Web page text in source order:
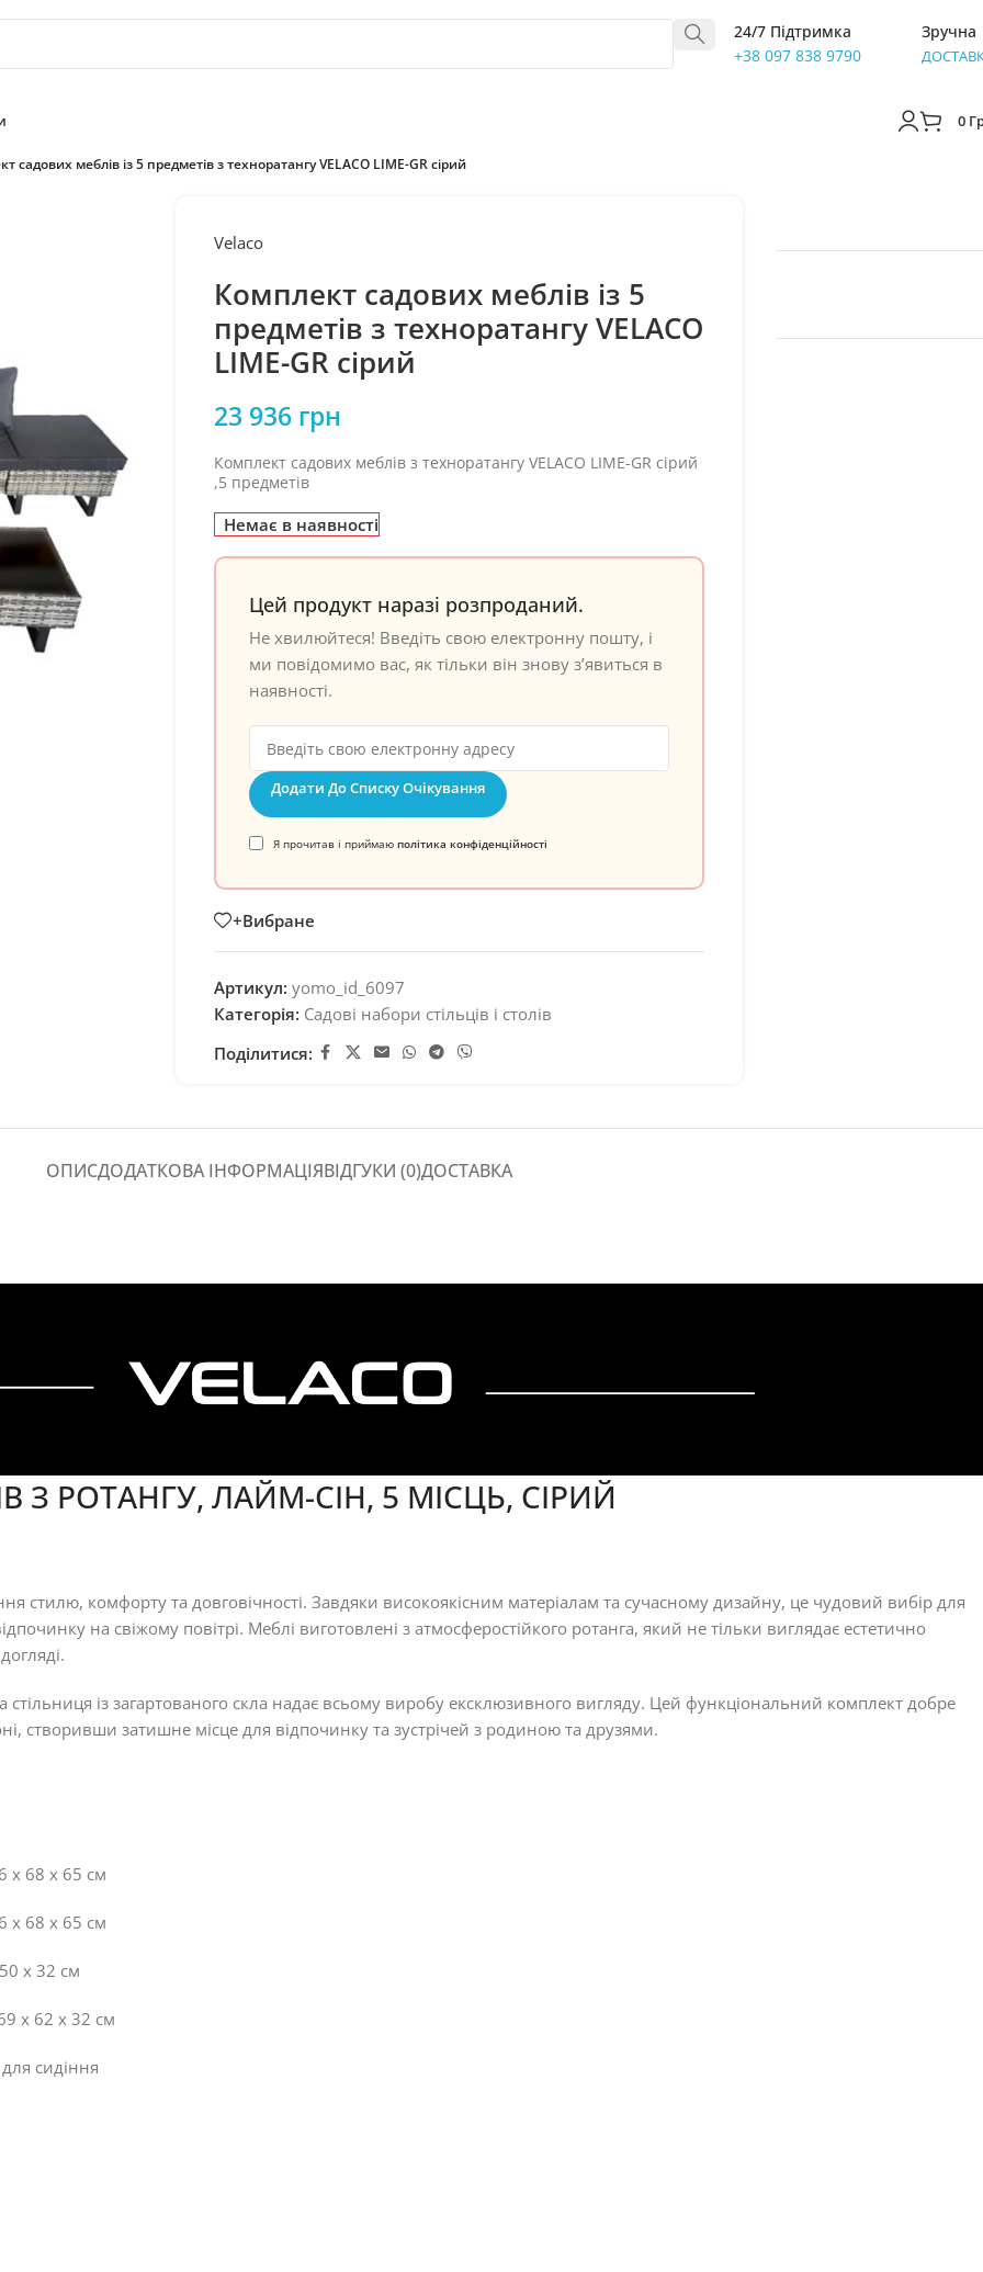
24/7 Підтримка
+38 097 838 9790
Зручна
0
садових меблів із 5 предметів з техноратангу VELACO LIME-GR сірий
Velaco
Комплект садових меблів із 5
предметів з техноратангу VELACO
LIME-GR сірий
23 936 грн
Комплект садових меблів з техноратангу VELACO LIME-GR сірий
,5 предметів
Немає в наявності
Цей продукт наразі розпроданий.
Не хвилюйтеся! Введіть свою електронну пошту, і
ми повідомимо вас, як тільки він знову з’явиться в
наявності.
Додати До Списку Очікування
Я прочитав і приймаю політика конфіденційності
+Вибране
Артикул: yomo_id_6097
Категорія: Садові набори стільців і столів
Поділитися:
ОПИСДОДАТКОВА ІНФОРМАЦІЯВІДГУКИ (0)ДОСТАВКА
РОТАНГУ, ЛАЙМ-СІН, 5 МІСЦЬ, СІРИЙ
стилю, комфорту та довговічності. Завдяки високоякісним матеріалам та сучасному дизайну, це чудовий вибір для
на свіжому повітрі. Меблі виготовлені з атмосферостійкого ротанга, який не тільки виглядає естетично
стільниця із загартованого скла надає всьому виробу ексклюзивного вигляду. Цей функціональний комплект добре
створивши затишне місце для відпочинку та зустрічей з родиною та друзями.
х 68 х 65 см
х 68 х 65 см
x 32 см
x 62 x 32 см
сидіння